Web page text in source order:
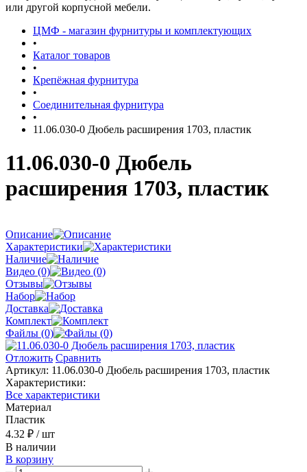
или другой корпусной мебели.
ЦМФ - магазин фурнитуры и комплектующих
•
Каталог товаров
•
Крепёжная фурнитура
•
Соединительная фурнитура
•
11.06.030-0 Дюбель расширения 1703, пластик
11.06.030-0 Дюбель
расширения 1703, пластик
Описание
Характеристики
Наличие
Видео (0)
Отзывы
Набор
Доставка
Комплект
Файлы (0)
Отложить Сравнить
Артикул: 11.06.030-0 Дюбель расширения 1703, пластик
Характеристики:
Все характеристики
Материал
Пластик
4.32 ₽ / шт
В наличии
В корзину